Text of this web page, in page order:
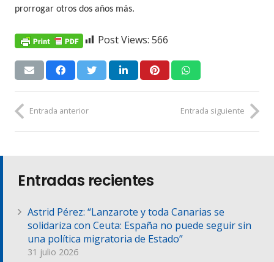
prorrogar otros dos años más.
Post Views: 566
Entrada anterior Entrada siguiente
Entradas recientes
Astrid Pérez: “Lanzarote y toda Canarias se
solidariza con Ceuta: España no puede seguir sin
una política migratoria de Estado”
31 julio 2026